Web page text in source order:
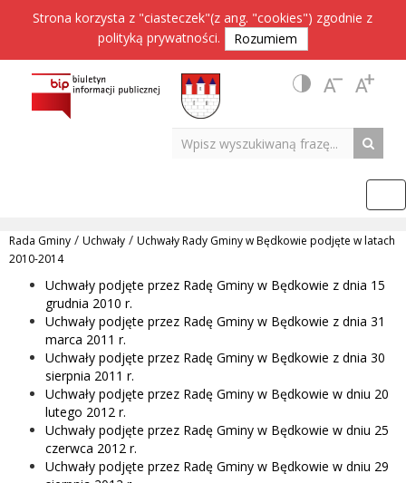
Strona korzysta z "ciasteczek"(z ang. "cookies") zgodnie z
polityką prywatności. Rozumiem
Rada Gminy / Uchwały / Uchwały Rady Gminy w Będkowie podjęte w latach
2010-2014
Uchwały podjęte przez Radę Gminy w Będkowie z dnia 15
grudnia 2010 r.
Uchwały podjęte przez Radę Gminy w Będkowie z dnia 31
marca 2011 r.
Uchwały podjęte przez Radę Gminy w Będkowie z dnia 30
sierpnia 2011 r.
Uchwały podjęte przez Radę Gminy w Będkowie w dniu 20
lutego 2012 r.
Uchwały podjęte przez Radę Gminy w Będkowie w dniu 25
czerwca 2012 r.
Uchwały podjęte przez Radę Gminy w Będkowie w dniu 29